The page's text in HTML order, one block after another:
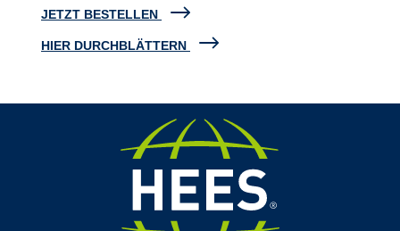
JETZT BESTELLEN
HIER DURCHBLÄTTERN